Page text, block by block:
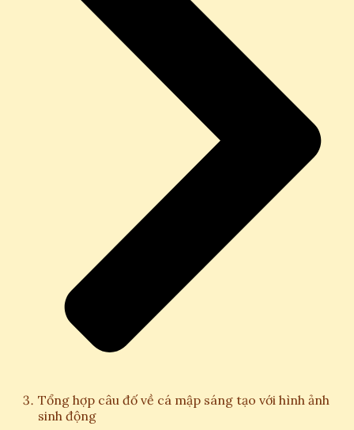
Tổng hợp câu đố về cá mập sáng tạo với hình ảnh
sinh động